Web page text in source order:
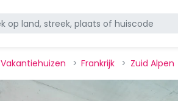
Vakantiehuizen Frankrijk Zuid Alpen